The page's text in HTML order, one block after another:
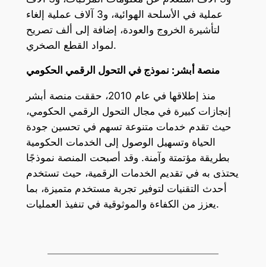
عملية في الأسلحة الهوائية، و3 آلاف عملية إلغاء
لتأشيرة الخروج والعودة، إضافة إلى ألف تصريح
لمواد القطع الصخري.
منصة أبشر: نموذج في التحول الرقمي الحكومي
منذ إطلاقها في عام 2010، حققت منصة أبشر
إنجازات كبيرة في مجال التحول الرقمي الحكومي،
حيث تقدم خدمات متنوعة تسهم في تحسين جودة
الحياة وتسهيل الوصول إلى الخدمات الحكومية
بطريقة مؤتمتة وآمنة. وقد أصبحت المنصة نموذجًا
يحتذى به في تقديم الخدمات الرقمية، حيث تستخدم
أحدث التقنيات لتوفير تجربة مستخدم متميزة، بما
يعزز من الكفاءة والموثوقية في تنفيذ العمليات.